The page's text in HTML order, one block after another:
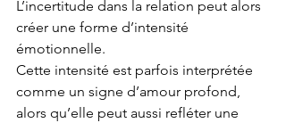
L’incertitude dans la relation peut alors
créer une forme d’intensité
émotionnelle.
Cette intensité est parfois interprétée
comme un signe d’amour profond,
alors qu’elle peut aussi refléter une